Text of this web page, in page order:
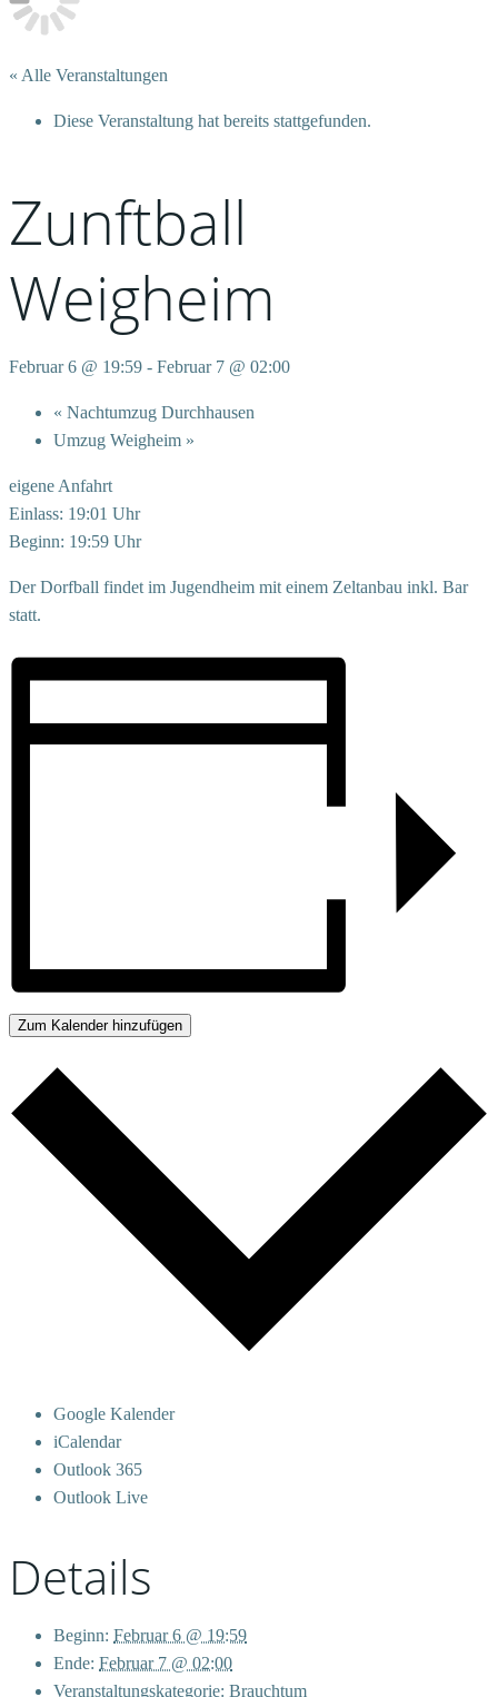
« Alle Veranstaltungen
Diese Veranstaltung hat bereits stattgefunden.
Zunftball
Weigheim
Februar 6 @ 19:59 - Februar 7 @ 02:00
« Nachtumzug Durchhausen
Umzug Weigheim »
eigene Anfahrt
Einlass: 19:01 Uhr
Beginn: 19:59 Uhr
Der Dorfball findet im Jugendheim mit einem Zeltanbau inkl. Bar
statt.
Zum Kalender hinzufügen
Google Kalender
iCalendar
Outlook 365
Outlook Live
Details
Beginn: Februar 6 @ 19:59
Ende: Februar 7 @ 02:00
Veranstaltungskategorie: Brauchtum